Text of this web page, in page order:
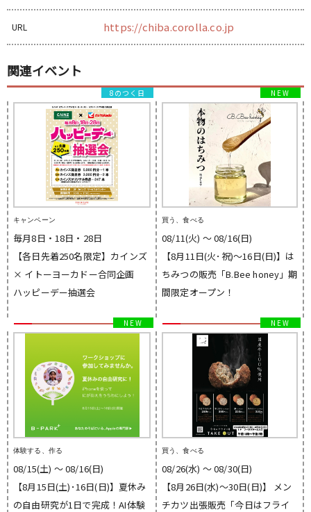
URL https://chiba.corolla.co.jp
関連イベント
キャンペーン
毎月8日・18日・28日
【各日先着250名限定】カインズ
× イトーヨーカドー合同企画
ハッピーデー抽選会
8のつく日
買う、食べる
08/11(火) 〜 08/16(日)
【8月11日(火･祝)～16日(日)】は
ちみつの販売「B.Bee honey」期
間限定オープン！
体験する、作る
08/15(土) 〜 08/16(日)
【8月15日(土)･16日(日)】夏休み
の自由研究が1日で完成！AI体験
買う、食べる
08/26(水) 〜 08/30(日)
【8月26日(水)～30日(日)】 メン
チカツ出張販売「今日はフライ